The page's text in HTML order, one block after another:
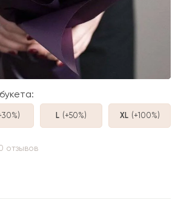
) L (+50%) XL (+100%)
отзывов